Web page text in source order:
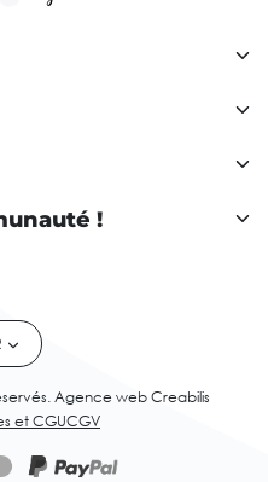
!
Agence web Creabilis
et CGUCGV